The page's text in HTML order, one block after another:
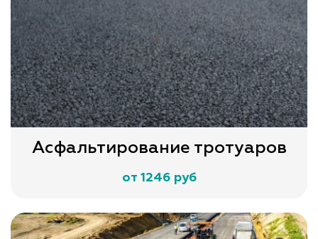
Асфальтирование тротуаров
от 1246 руб